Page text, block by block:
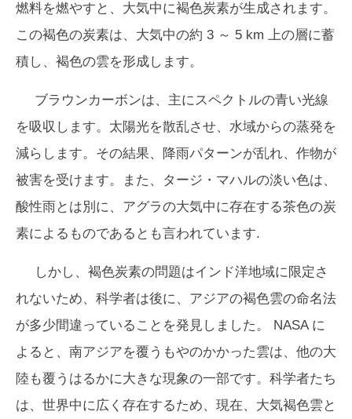
燃料を燃やすと、大気中に褐色炭素が生成されます。
この褐色の炭素は、大気中の約 3 ～ 5 km 上の層に蓄
積し、褐色の雲を形成します。
ブラウンカーボンは、主にスペクトルの青い光線
を吸収します。太陽光を散乱させ、水域からの蒸発を
減らします。その結果、降雨パターンが乱れ、作物が
被害を受けます。また、タージ・マハルの淡い色は、
酸性雨とは別に、アグラの大気中に存在する茶色の炭
素によるものであるとも言われています.
しかし、褐色炭素の問題はインド洋地域に限定さ
れないため、科学者は後に、アジアの褐色雲の命名法
が多少間違っていることを発見しました。 NASA に
よると、南アジアを覆うもやのかかった雲は、他の大
陸も覆うはるかに大きな現象の一部です。科学者たち
は、世界中に広く存在するため、現在、大気褐色雲と